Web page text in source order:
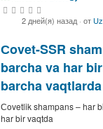
2 дней(я) назад· от
Сovet-SSR
barcha va har
barcha vaqtlarda
Сovetlik shampans – har
har bir vaqtda